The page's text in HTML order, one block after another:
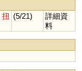
扭 (5/21)
詳細資
料